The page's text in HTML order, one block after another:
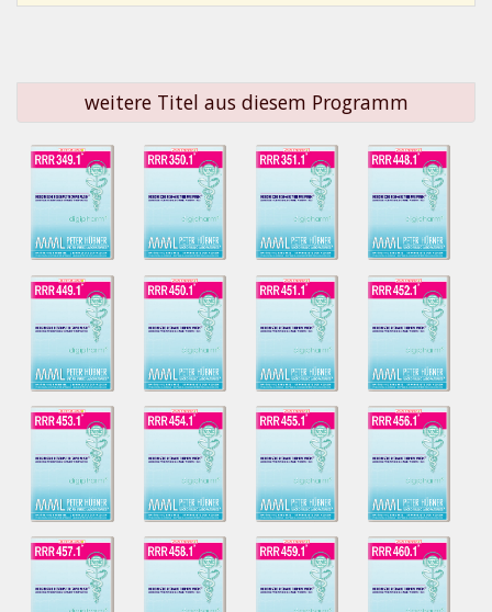
weitere Titel aus diesem Programm